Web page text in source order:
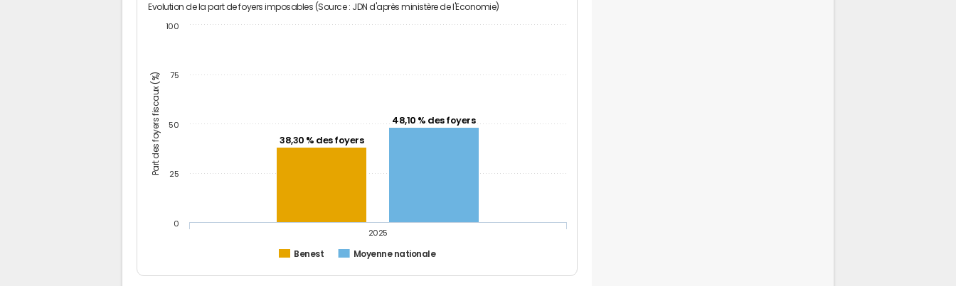
Part des foyers fiscaux (%)
Evolution de la part de foyers imposables (Source : JDN d'après ministère de l'Economie)
38,30 % des foyers
48,10 % des foyers
Benest Moyenne nationale
2025
0
25
50
75
100